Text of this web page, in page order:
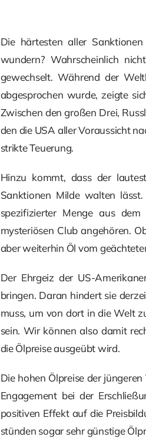
Die härtesten aller
wundern? Wahrscheinlich
gewechselt. Während der
abgesprochen wurde, zeigte
Zwischen den großen Drei,
den die USA aller Voraussicht
strikte Teuerung.
Hinzu kommt, dass der
Sanktionen Milde walten
spezifizierter Menge aus
mysteriösen Club angehören.
aber weiterhin Öl vom
Der Ehrgeiz der US-
bringen. Daran hindert sie
muss, um von dort in die Welt
sein. Wir können also damit
die Ölpreise ausgeübt wird.
Die hohen Ölpreise der
Engagement bei der
positiven Effekt auf die
stünden sogar sehr günstige